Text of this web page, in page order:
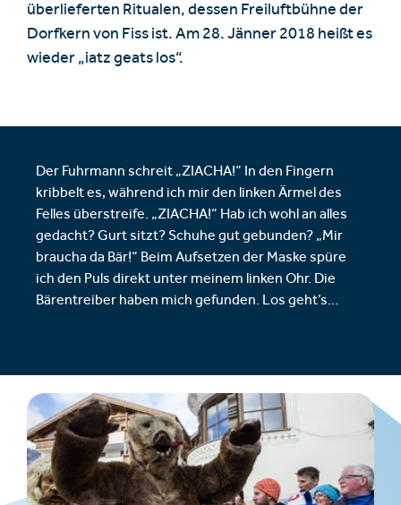
überlieferten Ritualen, dessen Freiluftbühne der
Dorfkern von Fiss ist. Am 28. Jänner 2018 heißt es
wieder „iatz geats los“.
Der Fuhrmann schreit „ZIACHA!“ In den Fingern
kribbelt es, während ich mir den linken Ärmel des
Felles überstreife. „ZIACHA!“ Hab ich wohl an alles
gedacht? Gurt sitzt? Schuhe gut gebunden? „Mir
braucha da Bär!“ Beim Aufsetzen der Maske spüre
ich den Puls direkt unter meinem linken Ohr. Die
Bärentreiber haben mich gefunden. Los geht’s…